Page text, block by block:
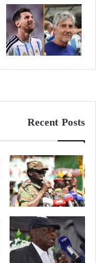
Recent Posts